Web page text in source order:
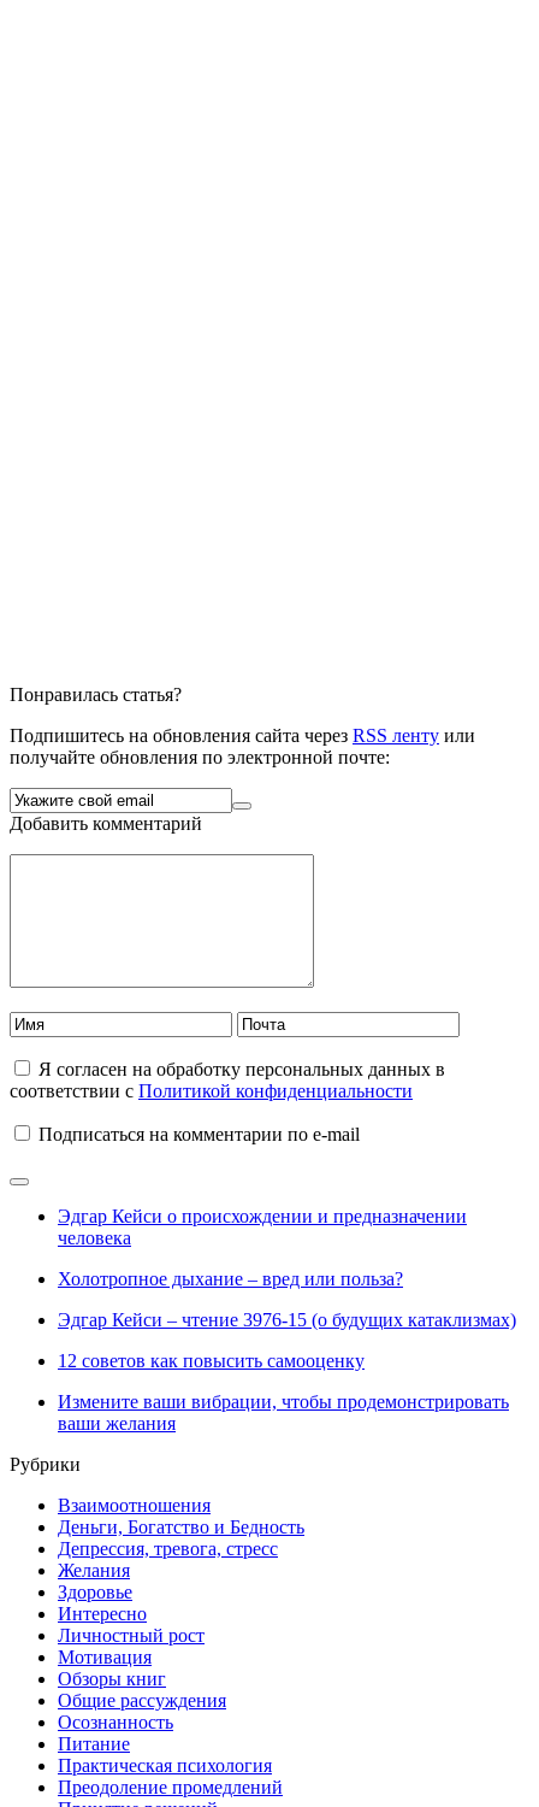
Понравилась статья?
Подпишитесь на обновления сайта через RSS ленту или
получайте обновления по электронной почте:
Добавить комментарий
Я согласен на обработку персональных данных в
соответствии с Политикой конфиденциальности
Подписаться на комментарии по e-mail
Эдгар Кейси о происхождении и предназначении
человека
Холотропное дыхание – вред или польза?
Эдгар Кейси – чтение 3976-15 (о будущих катаклизмах)
12 советов как повысить самооценку
Измените ваши вибрации, чтобы продемонстрировать
ваши желания
Рубрики
Взаимоотношения
Деньги, Богатство и Бедность
Депрессия, тревога, стресс
Желания
Здоровье
Интересно
Личностный рост
Мотивация
Обзоры книг
Общие рассуждения
Осознанность
Питание
Практическая психология
Преодоление промедлений